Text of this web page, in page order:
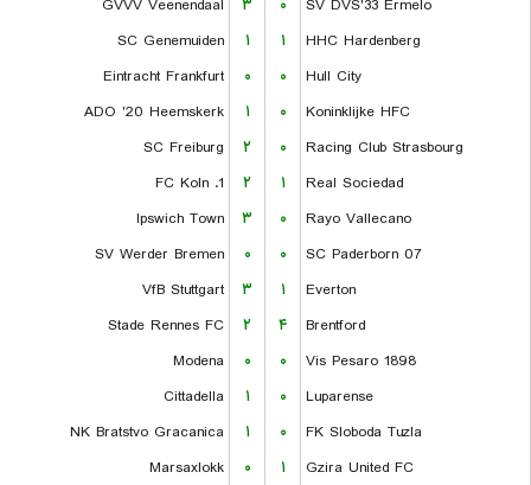
GVVV Veenendaal
۳ ۰
SV DVS'33 Ermelo
SC Genemuiden
۱ ۱
HHC Hardenberg
Eintracht Frankfurt
۰ ۰
Hull City
ADO '20 Heemskerk
۱ ۰
Koninklijke HFC
SC Freiburg
۲ ۰
Racing Club Strasbourg
1. FC Koln
۲ ۱
Real Sociedad
Ipswich Town
۳ ۰
Rayo Vallecano
SV Werder Bremen
۰ ۰
SC Paderborn 07
VfB Stuttgart
۳ ۱
Everton
Stade Rennes FC
۲ ۴
Brentford
Modena
۰ ۰
Vis Pesaro 1898
Cittadella
۱ ۰
Luparense
NK Bratstvo Gracanica
۱ ۰
FK Sloboda Tuzla
Marsaxlokk
۰ ۱
Gzira United FC